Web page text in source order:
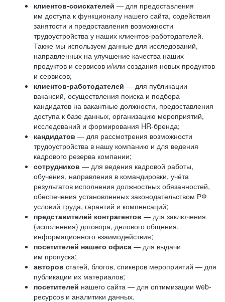
клиентов-соискателей — для предоставления
им доступа к функционалу нашего сайта, содействия
занятости и предоставления возможности
трудоустройства у наших клиентов-работодателей.
Также мы используем данные для исследований,
направленных на улучшение качества наших
продуктов и сервисов и/или создания новых продуктов
и сервисов;
клиентов-работодателей — для публикации
вакансий, осуществления поиска и подбора
кандидатов на вакантные должности, предоставления
доступа к базе данных, организацию мероприятий,
исследований и формирования HR-бренда;
кандидатов — для рассмотрения возможности
трудоустройства в нашу компанию и для ведения
кадрового резерва компании;
сотрудников — для ведения кадровой работы,
обучения, направления в командировки, учёта
результатов исполнения должностных обязанностей,
обеспечения установленных законодательством РФ
условий труда, гарантий и компенсаций;
представителей контрагентов — для заключения
(исполнения) договора, делового общения,
информационного взаимодействия;
посетителей нашего офиса — для выдачи
им пропуска;
авторов статей, блогов, спикеров мероприятий — для
публикации их материалов;
посетителей нашего сайта — для оптимизации web-
ресурсов и аналитики данных.